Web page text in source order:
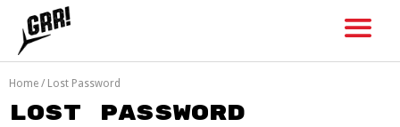
content
Home / Lost Password
Lost Password